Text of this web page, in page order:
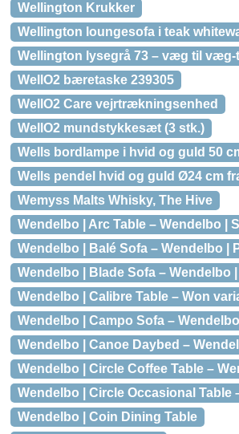
Wellington Krukker
Wellington loungesofa i teak
Wellington lysegrå 73 – væg til
WellO2 bæretaske 239305
WellO2 Care vejrtrækningsenhed
WellO2 mundstykkesæt (3 stk.)
Wells bordlampe i hvid og guld 50
Wells pendel hvid og guld Ø24 cm
Wemyss Malts Whisky, The Hive
Wendelbo | Arc Table – Wendelbo |
Wendelbo | Balé Sofa – Wendelbo |
Wendelbo | Blade Sofa – Wendelbo
Wendelbo | Calibre Table – Won
Wendelbo | Campo Sofa –
Wendelbo | Canoe Daybed –
Wendelbo | Circle Coffee Table –
Wendelbo | Circle Occasional Table
Wendelbo | Coin Dining Table